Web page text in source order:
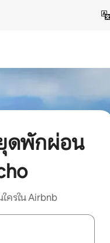
ดพักผ่อน
ครใน Airbnb
หรือปัด เพื่อสำรวจผลการค้น